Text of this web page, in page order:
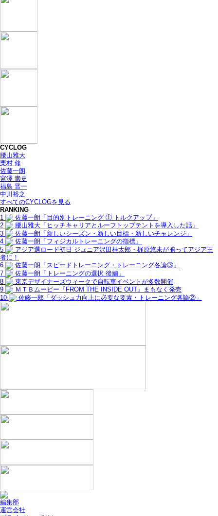
CYCLOG
腰山雅大
栗村 修
佐藤一朗
宮澤 崇史
福島 晋一
中川裕之
すべてのCYCLOGを見る
RANKING
1
佐藤一朗「目的別トレーニング ① トルクアップ」
2
腰山雅大「ヒッチキャリアとルーフトップテントを導入した話」
3
佐藤一朗「新しいシーズン・新しい目標・新しいチャレンジ」
4
佐藤一朗「フィジカルトレーニングの指標」
5
アジア選ロード初日 ジュニア沢田桂太郎・梶原悠未が揃ってアジア王
者に！
6
佐藤一朗「スピードトレーニング・トレーニング各論③」
7
佐藤一朗「トレーニングの選択 後編」
8
東京デザイナーズウィークで自転車イベントが多数開催
9
ＭＴＢムービー『FROM THE INSIDE OUT』まもなく発売
10
佐藤一郎「ダッシュ力向上に必要な要素・トレーニング各論②」
編集部
運営会社